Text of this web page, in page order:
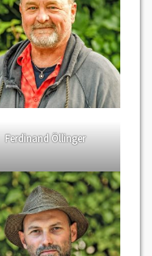
Ferdinand Öllinger